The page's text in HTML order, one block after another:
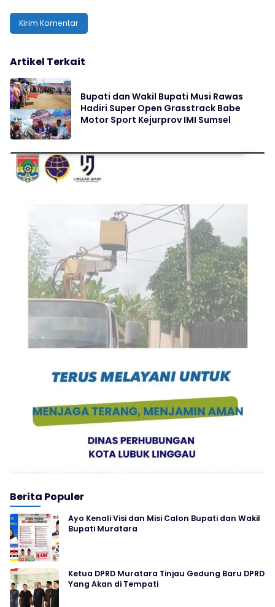
Artikel Terkait
Bupati dan Wakil Bupati Musi Rawas
Hadiri Super Open Grasstrack Babe
Motor Sport Kejurprov IMI Sumsel
Berita Populer
Ayo Kenali Visi dan Misi Calon Bupati dan Wakil
Bupati Muratara
Ketua DPRD Muratara Tinjau Gedung Baru DPRD
Yang Akan di Tempati